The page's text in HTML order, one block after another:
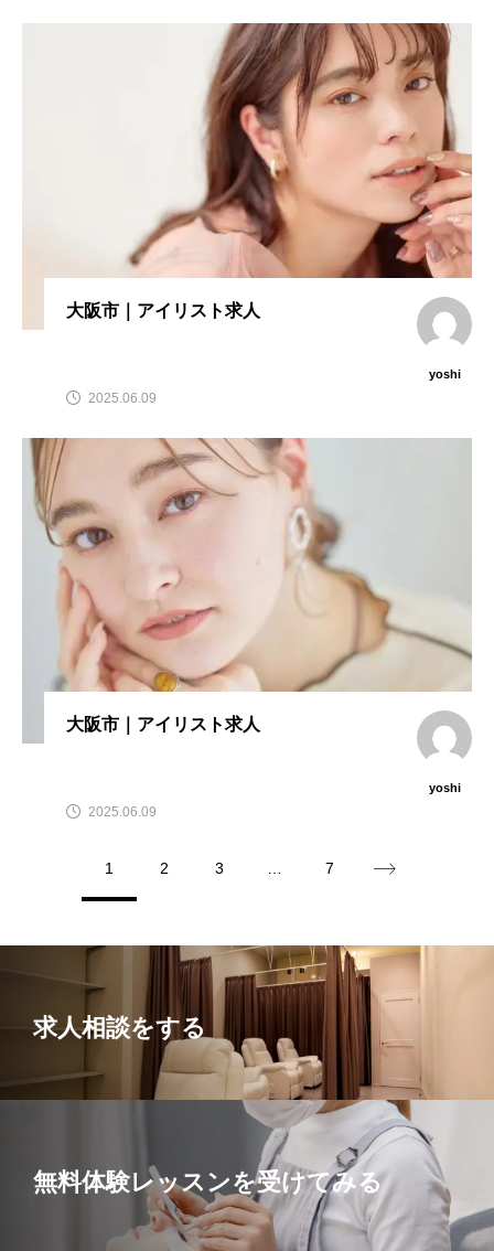
大阪市｜アイリスト求人
yoshi
2025.06.09
大阪市｜アイリスト求人
yoshi
2025.06.09
1 2 3 … 7
求人相談をする
無料体験レッスンを受けてみる